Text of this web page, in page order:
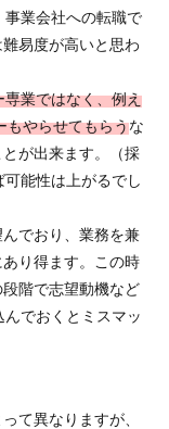
業会社への転職で
易度が高いと思わ
業ではなく、例え
もやらせてもらうな
が出来ます。（採
能性は上がるでし
でおり、業務を兼
り得ます。この時
階で志望動機など
でおくとミスマッ
て異なりますが、